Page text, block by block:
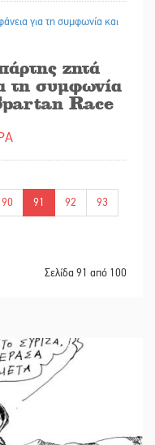
ζητά
τη συμφωνία
Race
90 91 92
93
Σελίδα 91 από 100